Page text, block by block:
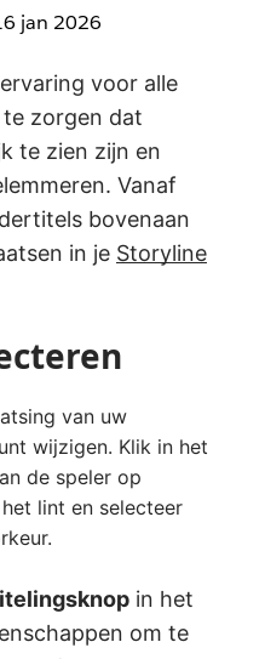
jan 2026
voor alle
zorgen dat
te zien zijn en
Vanaf
bovenaan
in je Storyline
van uw
wijzigen. Klik in het
de speler op
lint en selecteer
in het
om te